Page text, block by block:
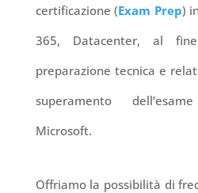
certificazione (Exam Prep)
365, Datacenter, al
preparazione tecnica e
superamento
Microsoft.
Offriamo la possibilità di